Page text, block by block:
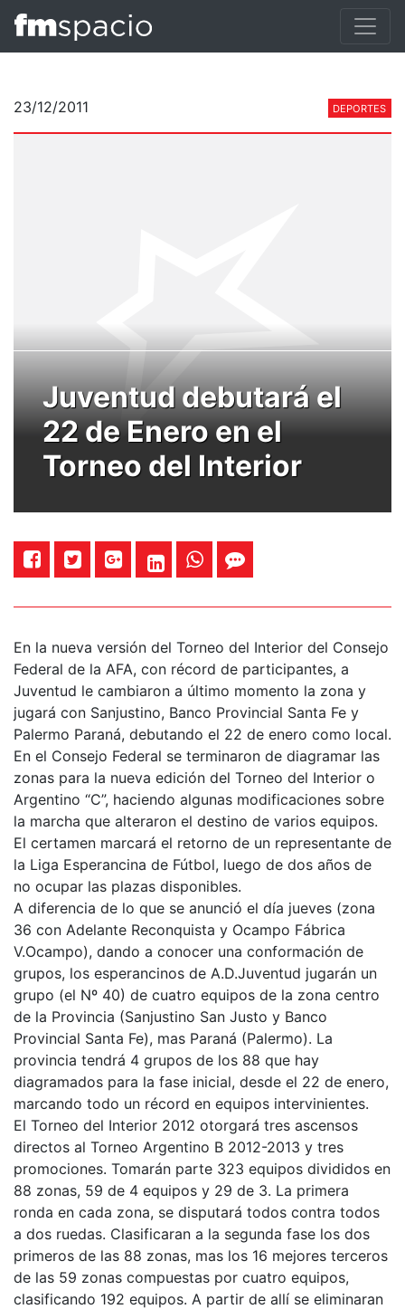
23/12/2011 DEPORTES
Juventud debutará el
22 de Enero en el
Torneo del Interior
En la nueva versión del Torneo del Interior del Consejo
Federal de la AFA, con récord de participantes, a
Juventud le cambiaron a último momento la zona y
jugará con Sanjustino, Banco Provincial Santa Fe y
Palermo Paraná, debutando el 22 de enero como local.
En el Consejo Federal se terminaron de diagramar las
zonas para la nueva edición del Torneo del Interior o
Argentino “C”, haciendo algunas modificaciones sobre
la marcha que alteraron el destino de varios equipos.
El certamen marcará el retorno de un representante de
la Liga Esperancina de Fútbol, luego de dos años de
no ocupar las plazas disponibles.
A diferencia de lo que se anunció el día jueves (zona
36 con Adelante Reconquista y Ocampo Fábrica
V.Ocampo), dando a conocer una conformación de
grupos, los esperancinos de A.D.Juventud jugarán un
grupo (el Nº 40) de cuatro equipos de la zona centro
de la Provincia (Sanjustino San Justo y Banco
Provincial Santa Fe), mas Paraná (Palermo). La
provincia tendrá 4 grupos de los 88 que hay
diagramados para la fase inicial, desde el 22 de enero,
marcando todo un récord en equipos intervinientes.
El Torneo del Interior 2012 otorgará tres ascensos
directos al Torneo Argentino B 2012-2013 y tres
promociones. Tomarán parte 323 equipos divididos en
88 zonas, 59 de 4 equipos y 29 de 3. La primera
ronda en cada zona, se disputará todos contra todos
a dos ruedas. Clasificaran a la segunda fase los dos
primeros de las 88 zonas, mas los 16 mejores terceros
de las 59 zonas compuestas por cuatro equipos,
clasificando 192 equipos. A partir de allí se eliminaran